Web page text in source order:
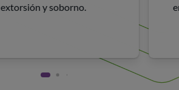
extorsión y soborno.